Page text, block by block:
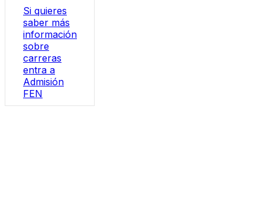
Si quieres
saber más
información
sobre
carreras
entra a
Admisión
FEN